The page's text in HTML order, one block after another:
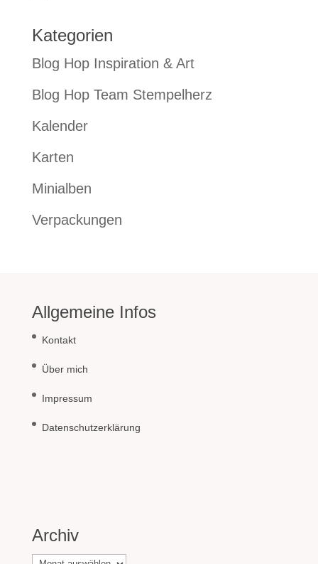
Kategorien
Blog Hop Inspiration & Art
Blog Hop Team Stempelherz
Kalender
Karten
Minialben
Verpackungen
Allgemeine Infos
Kontakt
Über mich
Impressum
Datenschutzerklärung
Archiv